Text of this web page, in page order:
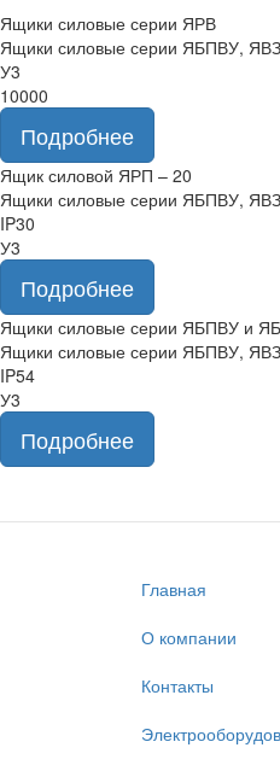
Ящики силовые серии ЯРВ
Ящики силовые серии ЯБПВУ, ЯВЗ,
У3
10000
Подробнее
Ящик силовой ЯРП – 20
Ящики силовые серии ЯБПВУ, ЯВЗ,
IP30
У3
Подробнее
Ящики силовые серии ЯБПВУ и
Ящики силовые серии ЯБПВУ, ЯВЗ,
IP54
У3
Подробнее
Главная
О компании
Контакты